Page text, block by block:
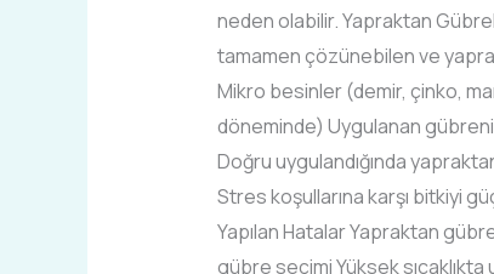
neden olabilir. Yapraktan
tamamen çözünebilen ve
Mikro besinler (demir, çinko,
döneminde) Uygulanan
Doğru uygulandığında
Stres koşullarına karşı bitkiyi
Yapılan Hatalar Yapraktan
gübre seçimi Yüksek